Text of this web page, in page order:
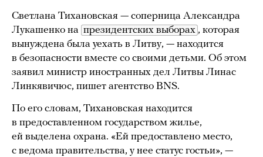
Светлана Тихановская — соперница Александра
Лукашенко на президентских выборах , которая
вынуждена была уехать в Литву, — находится
в безопасности вместе со своими детьми. Об этом
заявил министр иностранных дел Литвы Линас
Линкявичюс, пишет агентство BNS.
По его словам, Тихановская находится
в предоставленном государством жилье,
ей выделена охрана. «Ей предоставлено место,
с ведома правительства, у нее статус гостьи», —